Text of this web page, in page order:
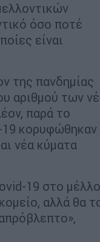
όσο ποτέ
είναι
της πανδημίας
αριθμού των
παρά το
κορυφώθηκαν
νέα κύματα
19 στο
αλλά θα